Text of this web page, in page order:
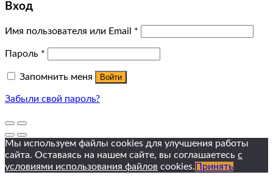
Вход
Имя пользователя или Email *
Пароль *
Запомнить меня Войти
Забыли свой пароль?
Мы используем файлы cookies для улучшения работы
сайта. Оставаясь на нашем сайте, вы соглашаетесь с
условиями использования файлов cookies. Принять